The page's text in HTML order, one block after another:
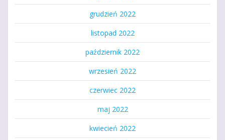
grudzień 2022
listopad 2022
październik 2022
wrzesień 2022
czerwiec 2022
maj 2022
kwiecień 2022